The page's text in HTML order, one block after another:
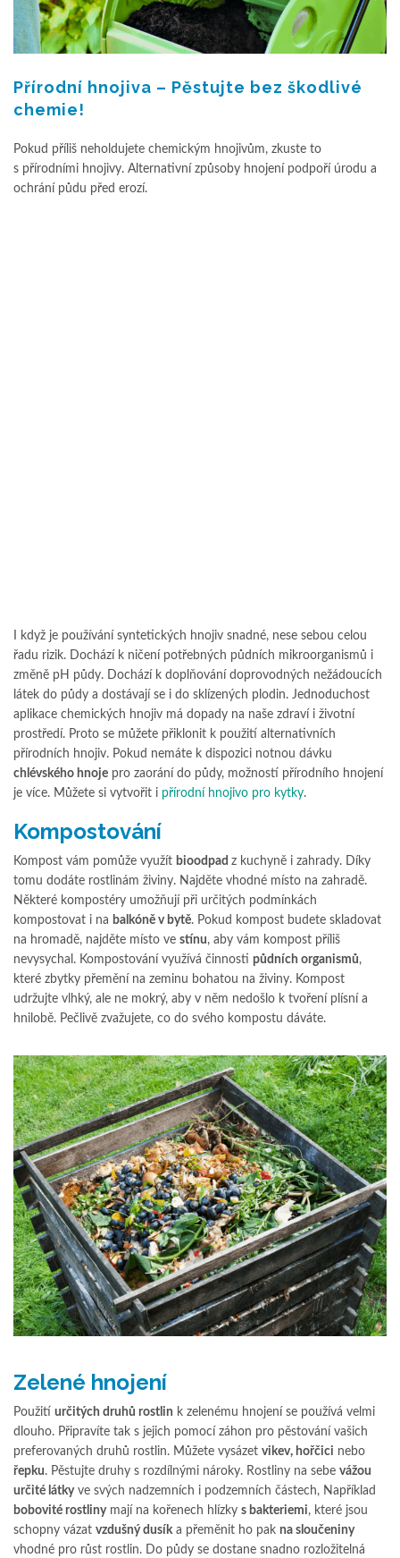
Přírodní hnojiva – Pěstujte bez škodlivé
chemie!
Pokud příliš neholdujete chemickým hnojivům, zkuste to
s přírodními hnojivy. Alternativní způsoby hnojení podpoří úrodu a
ochrání půdu před erozí.
I když je používání syntetických hnojiv snadné, nese sebou celou
řadu rizik. Dochází k ničení potřebných půdních mikroorganismů i
změně pH půdy. Dochází k doplňování doprovodných nežádoucích
látek do půdy a dostávají se i do sklízených plodin. Jednoduchost
aplikace chemických hnojiv má dopady na naše zdraví i životní
prostředí. Proto se můžete přiklonit k použití alternativních
přírodních hnojiv. Pokud nemáte k dispozici notnou dávku
chlévského hnoje pro zaorání do půdy, možností přírodního hnojení
je více. Můžete si vytvořit i přírodní hnojivo pro kytky.
Kompostování
Kompost vám pomůže využít bioodpad z kuchyně i zahrady. Díky
tomu dodáte rostlinám živiny. Najděte vhodné místo na zahradě.
Některé kompostéry umožňují při určitých podmínkách
kompostovat i na balkóně v bytě. Pokud kompost budete skladovat
na hromadě, najděte místo ve stínu, aby vám kompost příliš
nevysychal. Kompostování využívá činnosti půdních organismů,
které zbytky přemění na zeminu bohatou na živiny. Kompost
udržujte vlhký, ale ne mokrý, aby v něm nedošlo k tvoření plísní a
hnilobě. Pečlivě zvažujete, co do svého kompostu dáváte.
Zelené hnojení
Použití určitých druhů rostlin k zelenému hnojení se používá velmi
dlouho. Připravíte tak s jejich pomocí záhon pro pěstování vašich
preferovaných druhů rostlin. Můžete vysázet vikev, hořčici nebo
řepku. Pěstujte druhy s rozdílnými nároky. Rostliny na sebe vážou
určité látkyve svých nadzemních i podzemních částech, Například
bobovité rostlinymají na kořenech hlízky s bakteriemi, které jsou
schopny vázat vzdušný dusíka přeměnit ho pak na sloučeniny
vhodné pro růst rostlin. Do půdy se dostane snadno rozložitelná